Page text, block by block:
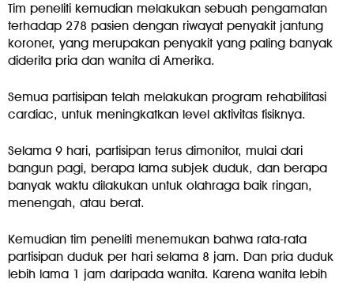
Tim peneliti kemudian melakukan sebuah pengamatan
terhadap 278 pasien dengan riwayat penyakit jantung
koroner, yang merupakan penyakit yang paling banyak
diderita pria dan wanita di Amerika.
Semua partisipan telah melakukan program rehabilitasi
cardiac, untuk meningkatkan level aktivitas fisiknya.
Selama 9 hari, partisipan terus dimonitor, mulai dari
bangun pagi, berapa lama subjek duduk, dan berapa
banyak waktu dilakukan untuk olahraga baik ringan,
menengah, atau berat.
Kemudian tim peneliti menemukan bahwa rata-rata
partisipan duduk per hari selama 8 jam. Dan pria duduk
lebih lama 1 jam daripada wanita. Karena wanita lebih